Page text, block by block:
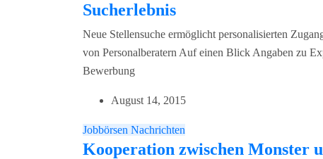
Sucherlebnis
Neue Stellensuche ermöglicht personalisierten
von Personalberatern Auf einen Blick Angaben zu
Bewerbung
August 14, 2015
Jobbörsen Nachrichten
Kooperation zwischen Monster